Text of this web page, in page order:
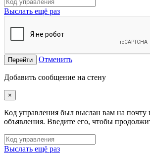
Выслать ещё раз
Перейти Отменить
Добавить сообщение на стену
×
Код управления был выслан вам на почту
объявления. Введите его, чтобы
Выслать ещё раз